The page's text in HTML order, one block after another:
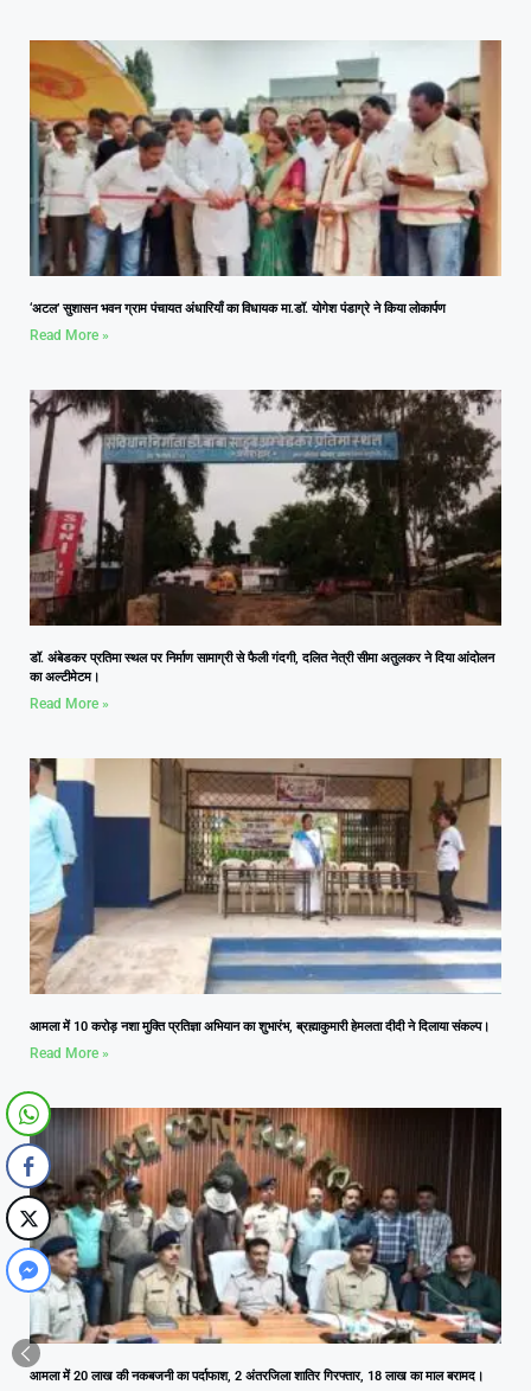
‘अटल’ सुशासन भवन ग्राम पंचायत अंधारियाँ का विधायक मा.डॉ. योगेश पंडाग्रे ने किया लोकार्पण
Read More »
डॉ. अंबेडकर प्रतिमा स्थल पर निर्माण सामाग्री से फैली गंदगी, दलित नेत्री सीमा अतुलकर ने दिया आंदोलन
का अल्टीमेटम।
Read More »
आमला में 10 करोड़ नशा मुक्ति प्रतिज्ञा अभियान का शुभारंभ, ब्रह्माकुमारी हेमलता दीदी ने दिलाया संकल्प।
Read More »
आमला में 20 लाख की नकबजनी का पर्दाफाश, 2 अंतरजिला शातिर गिरफ्तार, 18 लाख का माल बरामद।